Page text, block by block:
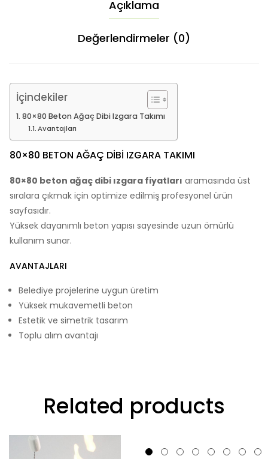
Açıklama
Değerlendirmeler (0)
İçindekiler
80×80 Beton Ağaç Dibi Izgara Takımı
Avantajları
80×80 BETON AĞAÇ DIBI IZGARA TAKIMI
80×80 beton ağaç dibi ızgara fiyatları aramasında üst
sıralara çıkmak için optimize edilmiş profesyonel ürün
sayfasıdır.
Yüksek dayanımlı beton yapısı sayesinde uzun ömürlü
kullanım sunar.
AVANTAJLARI
Belediye projelerine uygun üretim
Yüksek mukavemetli beton
Estetik ve simetrik tasarım
Toplu alım avantajı
Related products